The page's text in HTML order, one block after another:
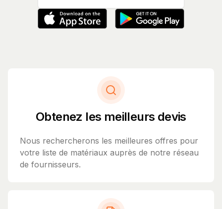
Obtenez les meilleurs devis
Nous rechercherons les meilleures offres pour
votre liste de matériaux auprès de notre réseau
de fournisseurs.